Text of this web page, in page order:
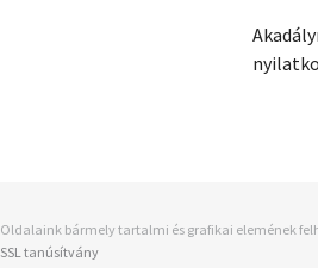
Oldalaink bármely tartalmi és grafikai elemének
SSL tanúsítvány